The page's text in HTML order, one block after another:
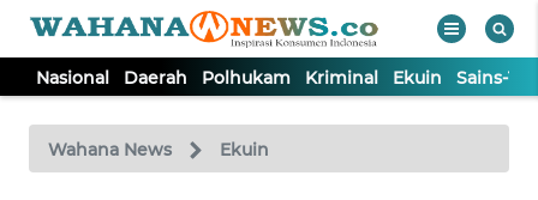
Nasional Daerah Polhukam Kriminal Ekuin Sains-
Wahana News Ekuin
TV
Tutup